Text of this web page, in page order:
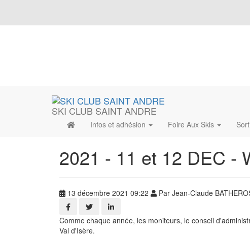
SKI CLUB SAINT ANDRE
Infos et adhésion Foire Aux Skis
2021 - 11 et 12 DEC -
13 décembre 2021 09:22 Par Jean-Claude
Comme chaque année, les moniteurs, le conseil
Val d'Isère.